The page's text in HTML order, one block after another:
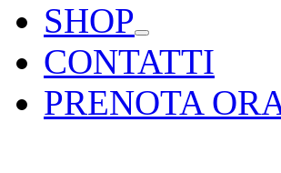
SHOP
CONTATTI
PRENOTA